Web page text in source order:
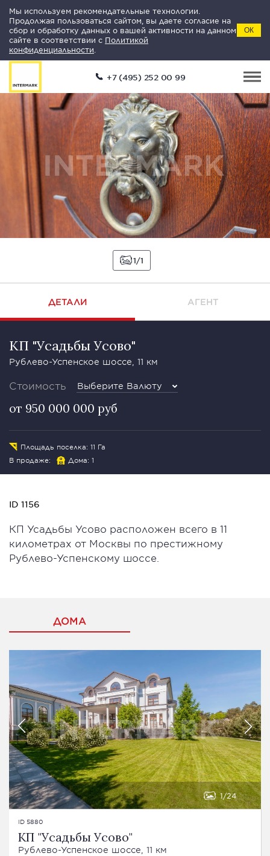
Мы используем рекомендательные технологии.
Продолжая пользоваться сайтом, вы даете согласие на
сбор и обработку данных о вашей активности на данном
сайте в соответствии с Политикой
конфиденциальности
ОК
+7 (495) 252 00 99
1 1
ДЕТАЛИ АГЕНТ
КП "Усадьбы Усово"
Рублево-Успенское шоссе, 11 км
Стоимость Выберите Валюту
от 950 000 000 руб
Площадь поселка: 11 Га
В продаже:
Дома: 1
ID 1156
КП Усадьбы Усово расположен всего в 11
километрах от Москвы по престижному
Рублево-Успенскому шоссе.
ДОМА
1 24
ID 5880
КП "Усадьбы Усово"
Рублево-Успенское шоссе, 11 км